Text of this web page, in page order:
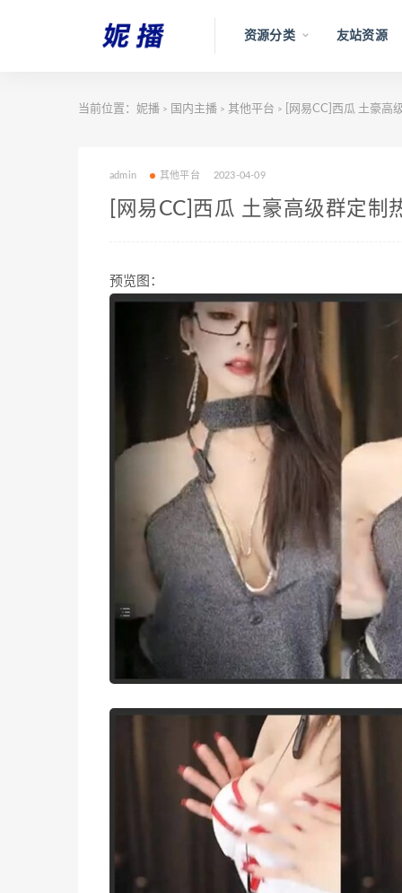
资源分类 友站资源
当前位置： 妮播 > 国内主播 > 其他平台 > [网易CC]西瓜 土豪高
admin 其他平台 2023-04-09
[网易CC]西瓜 土豪高级群定制
预览图：